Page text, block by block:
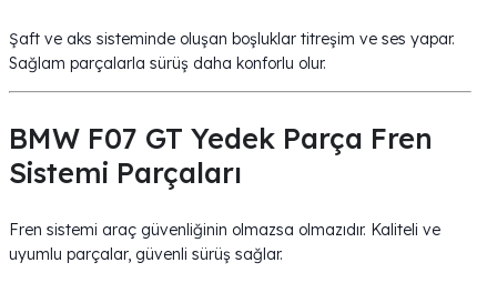
Şaft ve aks sisteminde oluşan boşluklar titreşim ve ses yapar.
Sağlam parçalarla sürüş daha konforlu olur.
BMW F07 GT Yedek Parça Fren
Sistemi Parçaları
Fren sistemi araç güvenliğinin olmazsa olmazıdır. Kaliteli ve
uyumlu parçalar, güvenli sürüş sağlar.